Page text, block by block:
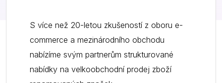
S více než 20-letou zkušeností z oboru e-
commerce a mezinárodního obchodu
nabízíme svým partnerům strukturované
nabídky na velkoobchodní prodej zboží